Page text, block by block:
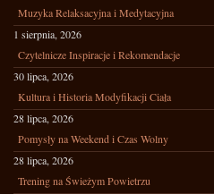
Muzyka Relaksacyjna i Medytacyjna
1 sierpnia, 2026
Czytelnicze Inspiracje i Rekomendacje
30 lipca, 2026
Kultura i Historia Modyfikacji Ciała
28 lipca, 2026
Pomysły na Weekend i Czas Wolny
28 lipca, 2026
Trening na Świeżym Powietrzu